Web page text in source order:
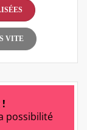
VITE